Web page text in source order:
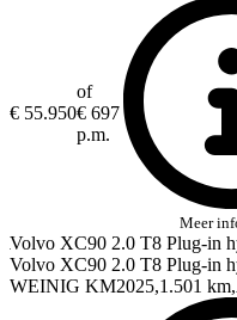
€ 55.950
of
€ 697
p.m.
Meer
Volvo XC90 2.0 T8 Plug-in
WEINIG KM2025 1.501 km
Volvo XC90 2.0 T8 Plug-in